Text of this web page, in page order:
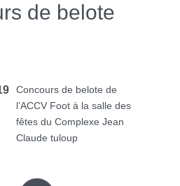
de belote
Concours de belote de
l’ACCV Foot à la salle des
fêtes du Complexe Jean
Claude tuloup